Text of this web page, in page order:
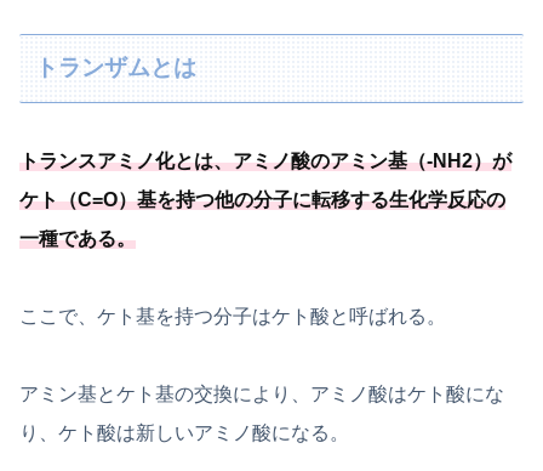
トランザムとは
トランスアミノ化とは、アミノ酸のアミン基（-NH2）が
ケト（C=O）基を持つ他の分子に転移する生化学反応の
一種である。
ここで、ケト基を持つ分子はケト酸と呼ばれる。
アミン基とケト基の交換により、アミノ酸はケト酸にな
り、ケト酸は新しいアミノ酸になる。